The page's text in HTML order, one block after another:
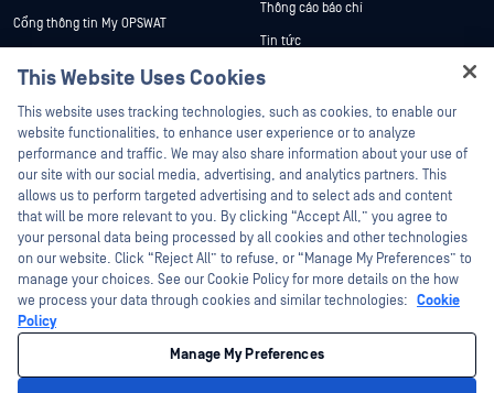
Cổng thông tin My OPSWAT
Chương trình Xử lý Lỗ hổng Bảo mật
Đối tác
Chứng nhận
Đối tác công nghệ
Chương trình đối tác kênh phân phối
Thông cáo báo chí
Tin tức
Sự kiện
Hội thảo trên trực tuyến
Datasheets
White Papers
Công cụ miễn phí
©2026 OPSWAT Công ty TNHH. Mọi quyền được bảo lưu. OPSWAT , MetaDefender
Metascan, MetaAccess , cái OPSWAT Logo, Không tin tưởng bất kỳ tệp tin nào.
Không tin tưởng bất kỳ thiết bị nào. OPSWAT Academy Bảo vệ thế giới cơ sở hạ
tầng trọng yếu Deep CDR™ Technology, InQuest, Logo InQuest, DFI, RetroHunt, Deep
File Inspection và Join the Hunt là các nhãn hiệu thương mại của OPSWAT Các
nhãn hiệu của bên thứ ba là tài sản của chủ sở hữu tương ứng.
This Website Uses Cookies
This website uses tracking technologies, such as cookies, to enable our
website functionalities, to enhance user experience or to analyze
performance and traffic. We may also share information about your use of
our site with our social media, advertising, and analytics partners. This
allows us to perform targeted advertising and to select ads and content
that will be more relevant to you. By clicking “Accept All,” you agree to
your personal data being processed by all cookies and other technologies
on our website. Click “Reject All” to refuse, or “Manage My Preferences” to
manage your choices. See our Cookie Policy for more details on the how
we process your data through cookies and similar technologies: Cookie
Policy
Manage My Preferences
Hey there!
I'm Ozzy, your OPSWAT virtual assistant.
How can I help you secure what's critical
today?